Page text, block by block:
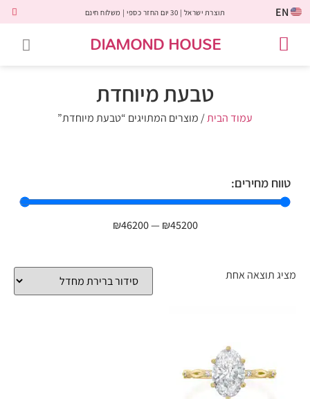
EN תוצרת ישראל | 30 יום החזר כספי | משלוח חינם
DIAMOND HOUSE
טבעת מיוחדת
עמוד הבית/ מוצרים המתויגים “טבעת מיוחדת”
טווח מחירים:
₪45200
—
₪46200
מציג תוצאה אחת